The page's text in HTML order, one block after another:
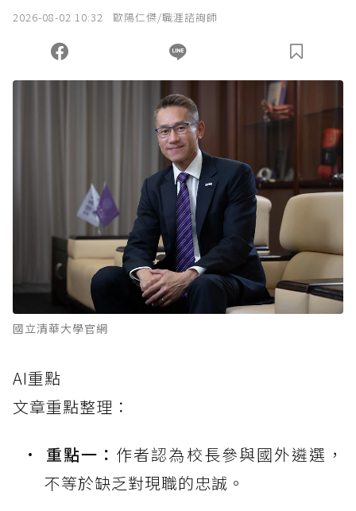
您當前剩餘 U 利點數：0點；前往 購買點數
2026-08-02 10:32 歐陽仁傑/職涯諮詢師
國立清華大學官網
AI重點
文章重點整理：
重點一： 作者認為校長參與國外遴選，
不等於缺乏對現職的忠誠。